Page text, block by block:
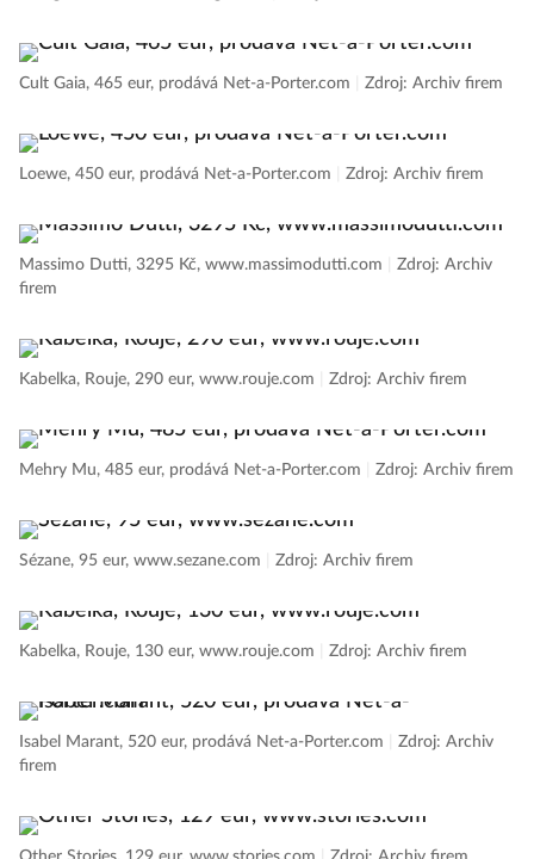
Cult Gaia, 465 eur, prodává Net-a-Porter.com Zdroj: Archiv firem
Loewe, 450 eur, prodává Net-a-Porter.com Zdroj: Archiv firem
Massimo Dutti, 3295 Kč, www.massimodutti.com
Zdroj: Archiv
firem
Kabelka, Rouje, 290 eur, www.rouje.com Zdroj: Archiv firem
Mehry Mu, 485 eur, prodává Net-a-Porter.com Zdroj: Archiv firem
Sézane, 95 eur, www.sezane.com Zdroj: Archiv firem
Kabelka, Rouje, 130 eur, www.rouje.com Zdroj: Archiv firem
Isabel Marant, 520 eur, prodává Net-a-Porter.com
Zdroj: Archiv
firem